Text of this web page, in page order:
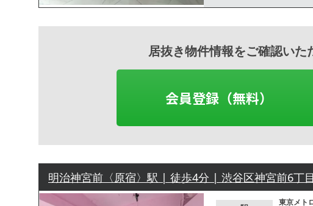
居抜き物件情報をご確認いた
会員登録（無料）
明治神宮前〈原宿〉駅 | 徒歩4分 | 渋谷区神宮前6丁目
東京メト